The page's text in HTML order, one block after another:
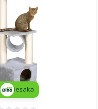
iesaka